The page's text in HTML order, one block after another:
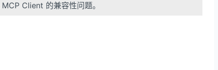
Client 的兼容性问题。